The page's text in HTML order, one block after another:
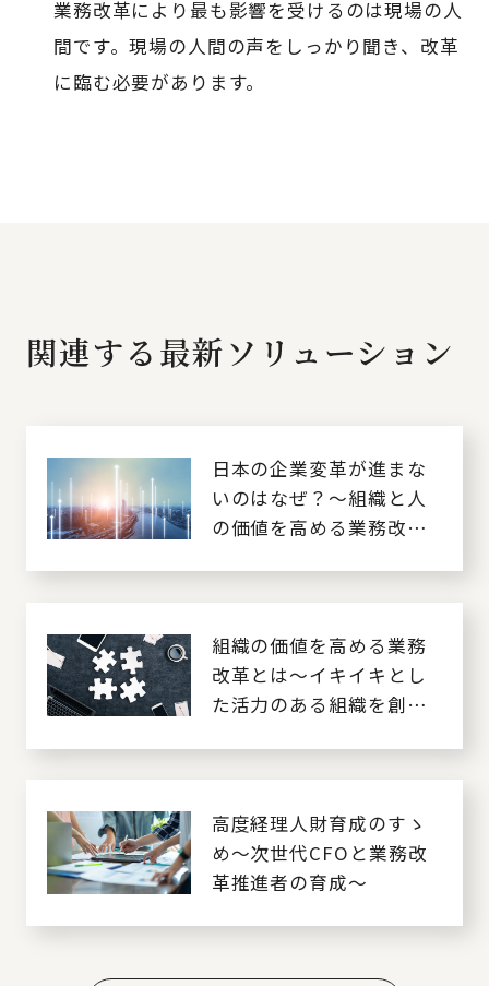
業務改革により最も影響を受けるのは現場の人
間です。現場の人間の声をしっかり聞き、改革
に臨む必要があります。
関連する最新ソリューション
日本の企業変革が進まな
いのはなぜ？～組織と人
の価値を高める業務改革
組織の価値を高める業務
改革とは～イキイキとし
た活力のある組織を創る
高度経理人財育成のすゝ
め～次世代CFOと業務改
革推進者の育成～